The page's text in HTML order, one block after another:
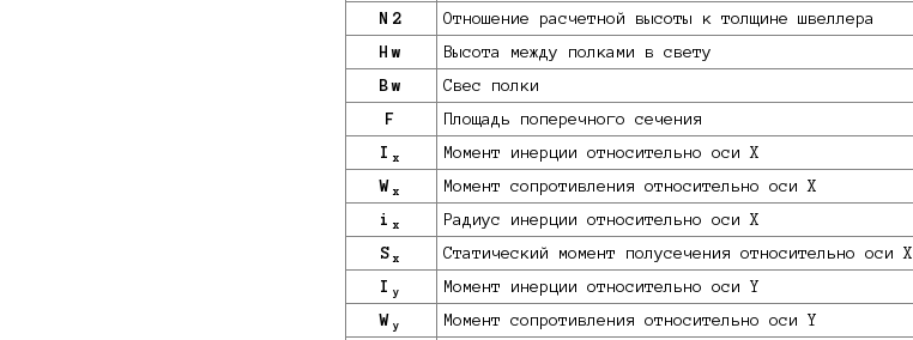
N2 Отношение расчетной высоты к толщине швеллера
Hw Высота между полками в свету
Bw Свес полки
F Площадь поперечного сечения
I x Момент инерции относительно оси X
W x Момент сопротивления относительно оси X
i x Радиус инерции относительно оси X
S x Статический момент полусечения относительно оси X
I y Момент инерции относительно оси Y
W y Момент сопротивления относительно оси Y